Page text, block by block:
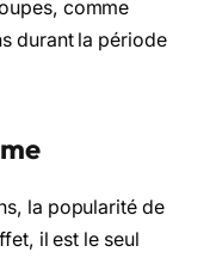
comme
durant la période
la popularité de
il est le seul